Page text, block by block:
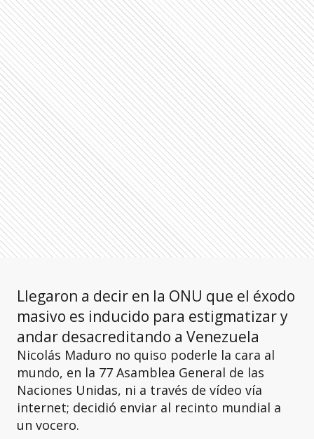
Llegaron a decir en la ONU que el éxodo
masivo es inducido para estigmatizar y
andar desacreditando a Venezuela
Nicolás Maduro no quiso poderle la cara al
mundo, en la 77 Asamblea General de las
Naciones Unidas, ni a través de vídeo vía
internet; decidió enviar al recinto mundial a
un vocero.